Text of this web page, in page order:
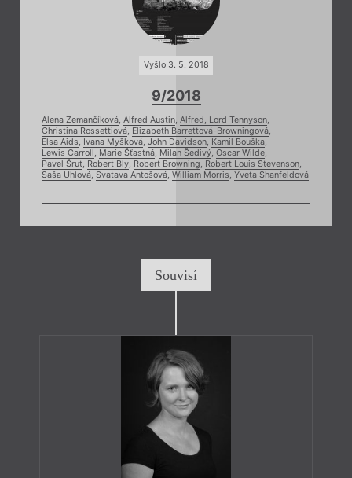
Vyšlo 3. 5. 2018
9/2018
Alena Zemančíková, Alfred Austin, Alfred, Lord Tennyson,
Christina Rossettiová, Elizabeth Barrettová-Browningová,
Elsa Aids, Ivana Myšková, John Davidson, Kamil Bouška,
Lewis Carroll, Marie Šťastná, Milan Šedivý, Oscar Wilde,
Pavel Šrut, Robert Bly, Robert Browning, Robert Louis Stevenson,
Saša Uhlová, Svatava Antošová, William Morris, Yveta Shanfeldová
Souvisí